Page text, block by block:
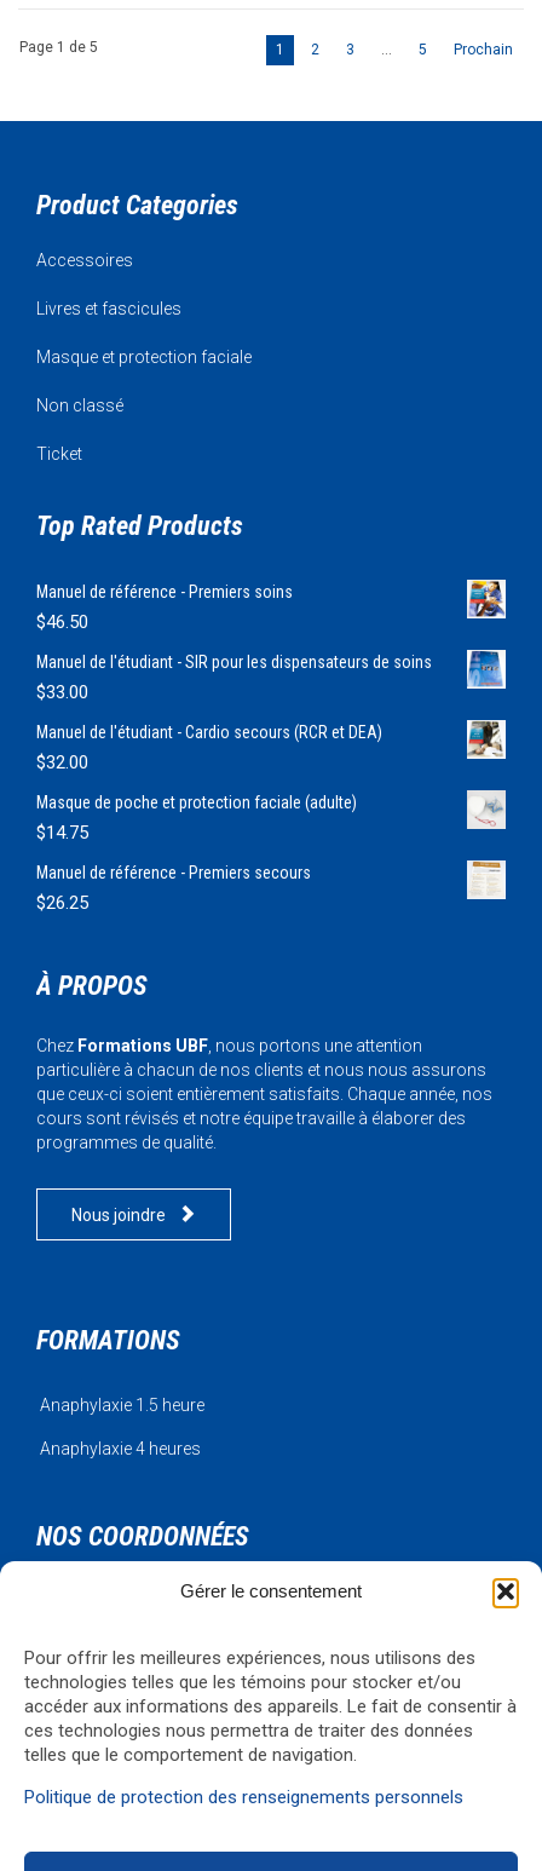
Gérer le consentement
Pour offrir les meilleures expériences, nous utilisons des
technologies telles que les témoins pour stocker et/ou
accéder aux informations des appareils. Le fait de consentir à
ces technologies nous permettra de traiter des données
telles que le comportement de navigation.
Politique de protection des renseignements personnels
Page 1 de 5 1 2 3 … 5 Prochain
Product Categories
Accessoires
Livres et fascicules
Masque et protection faciale
Non classé
Ticket
Top Rated Products
Manuel de référence - Premiers soins
$46.50
Manuel de l'étudiant - SIR pour les dispensateurs de soins
$33.00
Manuel de l'étudiant - Cardio secours (RCR et DEA)
$32.00
Masque de poche et protection faciale (adulte)
$14.75
Manuel de référence - Premiers secours
$26.25
À PROPOS
Chez Formations UBF , nous portons une attention
particulière à chacun de nos clients et nous nous assurons
que ceux-ci soient entièrement satisfaits. Chaque année, nos
cours sont révisés et notre équipe travaille à élaborer des
programmes de qualité.
Nous joindre 
FORMATIONS
Anaphylaxie 1.5 heure
Anaphylaxie 4 heures
NOS COORDONNÉES
Urgence Bois-Francs Inc.
Téléphone: 819-330-4344
Courriel:formations@ubf.coop
Visualiser la carte →